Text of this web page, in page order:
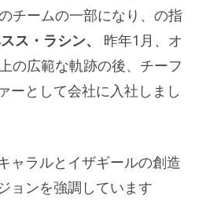
チームの一部になり、の指
ス・ラシン、
昨年1月、オ
の広範な軌跡の後、チーフ
ーとして会社に入社しまし
ャラルとイザギールの創造
ョンを強調しています